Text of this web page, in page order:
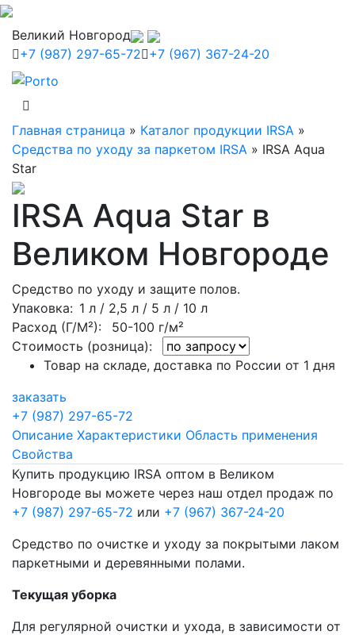
Великий Новгород
+7 (987) 297-65-72 +7 (967) 367-24-20
Главная страница » Каталог продукции IRSA »
Средства по уходу за паркетом IRSA » IRSA Aqua
Star
IRSA Aqua Star в
Великом Новгороде
Средство по уходу и защите полов.
Упаковка: 1 л / 2,5 л / 5 л / 10 л
Расход (Г/М²): 50-100 г/м²
Стоимость (розница):
Товар на складе, доставка по России от 1 дня
заказать
+7 (987) 297-65-72
Описание Характеристики Область применения
Свойства
Купить продукцию IRSA оптом в Великом
Новгороде вы можете через наш отдел продаж по
+7 (987) 297-65-72 или +7 (967) 367-24-20
Средство по очистке и уходу за покрытыми лаком
паркетными и деревянными полами.
Текущая уборка
Для регулярной очистки и ухода, в зависимости от